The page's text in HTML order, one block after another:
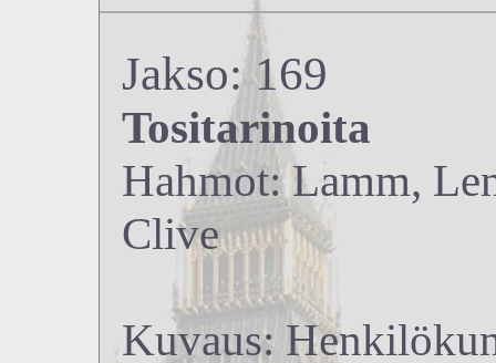
Jakso: 169
Tositarinoita
Hahmot: Lamm,
Clive
Kuvaus: